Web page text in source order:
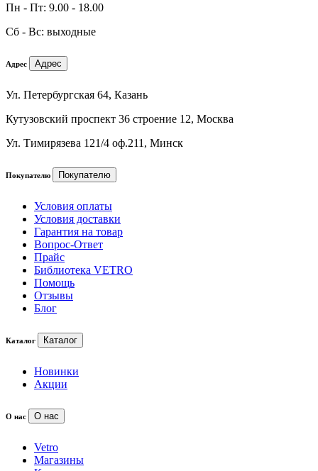
Пн - Пт: 9.00 - 18.00
Сб - Вс: выходные
Адрес Адрес
Ул. Петербургская 64, Казань
Кутузовский проспект 36 строение 12, Москва
Ул. Тимирязева 121/4 оф.211, Минск
Покупателю Покупателю
Условия оплаты
Условия доставки
Гарантия на товар
Вопрос-Ответ
Прайс
Библиотека VETRO
Помощь
Отзывы
Блог
Каталог Каталог
Новинки
Акции
О нас О нас
Vetro
Магазины